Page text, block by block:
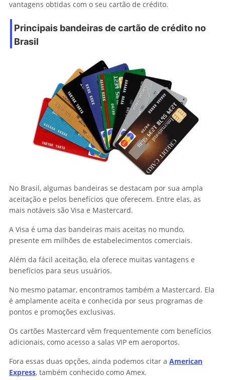
vantagens obtidas com o seu cartão de crédito.
Principais bandeiras de cartão de crédito no
Brasil
No Brasil, algumas bandeiras se destacam por sua ampla
aceitação e pelos benefícios que oferecem. Entre elas, as
mais notáveis são Visa e Mastercard.
A Visa é uma das bandeiras mais aceitas no mundo,
presente em milhões de estabelecimentos comerciais.
Além da fácil aceitação, ela oferece muitas vantagens e
benefícios para seus usuários.
No mesmo patamar, encontramos também a Mastercard. Ela
é amplamente aceita e conhecida por seus programas de
pontos e promoções exclusivas.
Os cartões Mastercard vêm frequentemente com benefícios
adicionais, como acesso a salas VIP em aeroportos.
Fora essas duas opções, ainda podemos citar a American
Express, também conhecido como Amex.